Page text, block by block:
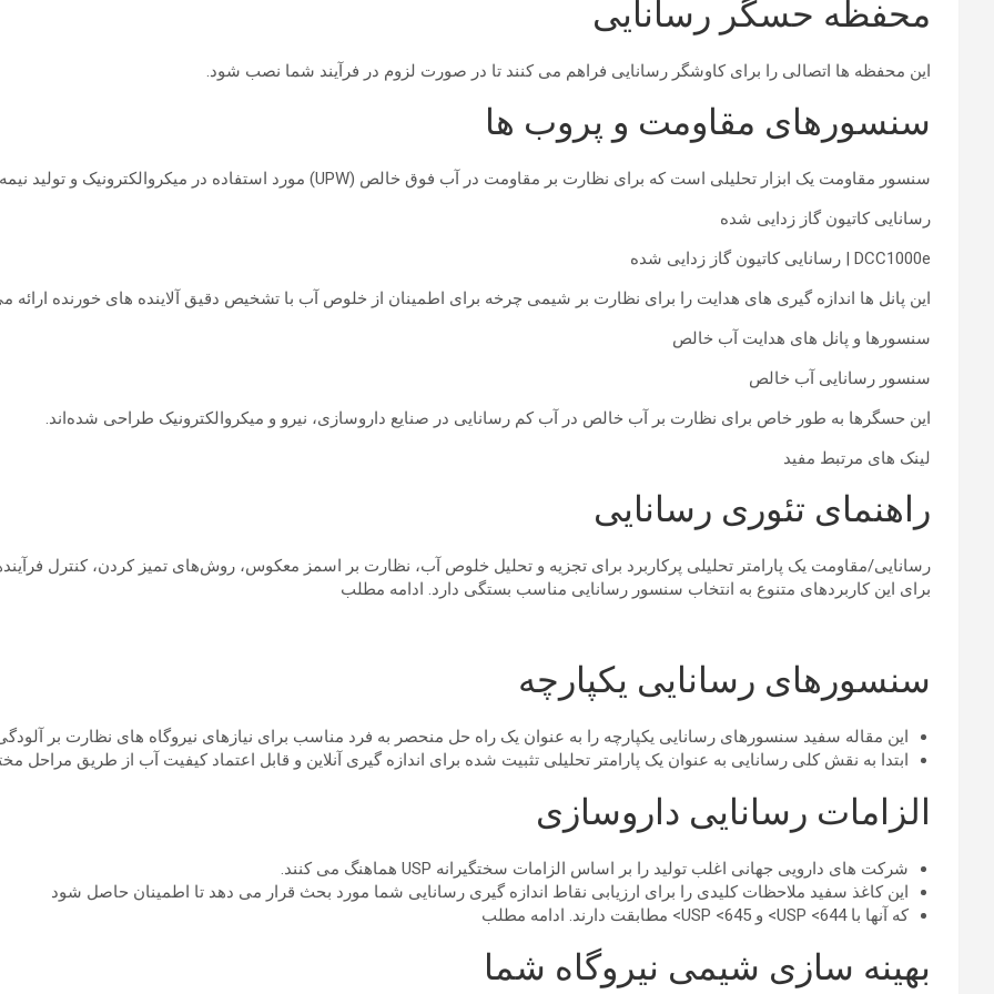
محفظه حسگر رسانایی
این محفظه ها اتصالی را برای کاوشگر رسانایی فراهم می کنند تا در صورت لزوم در فرآیند شما نصب شود.
سنسورهای مقاومت و پروب ها
سنسور مقاومت یک ابزار تحلیلی است که برای نظارت بر مقاومت در آب فوق خالص (UPW) مورد استفاده در میکروالکترونیک و تولید نیمه هادی طراحی شده است.
رسانایی کاتیون گاز زدایی شده
DCC1000e | رسانایی کاتیون گاز زدایی شده
این پانل ها اندازه گیری های هدایت را برای نظارت بر شیمی چرخه برای اطمینان از خلوص آب با تشخیص دقیق آلاینده های خورنده ارائه
سنسورها و پانل های هدایت آب خالص
سنسور رسانایی آب خالص
این حسگرها به طور خاص برای نظارت بر آب خالص در آب کم رسانایی در صنایع داروسازی، نیرو و میکروالکترونیک طراحی شده‌اند.
لینک های مرتبط مفید
راهنمای تئوری رسانایی
رسانایی/مقاومت یک پارامتر تحلیلی پرکاربرد برای تجزیه و تحلیل خلوص آب، نظارت بر اسمز معکوس، روش‌های تمیز کردن، کنترل
برای این کاربردهای متنوع به انتخاب سنسور رسانایی مناسب بستگی دارد. ادامه مطلب
سنسورهای رسانایی یکپارچه
این مقاله سفید سنسورهای رسانایی یکپارچه را به عنوان یک راه حل منحصر به فرد مناسب برای نیازهای نیروگاه های نظارت بر
ابتدا به نقش کلی رسانایی به عنوان یک پارامتر تحلیلی تثبیت شده برای اندازه گیری آنلاین و قابل اعتماد کیفیت آب از طریق مراحل
الزامات رسانایی داروسازی
شرکت های دارویی جهانی اغلب تولید را بر اساس الزامات سختگیرانه USP هماهنگ می کنند.
این کاغذ سفید ملاحظات کلیدی را برای ارزیابی نقاط اندازه گیری رسانایی شما مورد بحث قرار می دهد تا اطمینان حاصل شود
که آنها با USP <644> و USP <645> مطابقت دارند. ادامه مطلب
بهینه سازی شیمی نیروگاه شما